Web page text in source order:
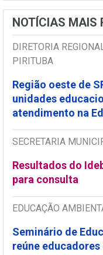
NOTÍCIAS MAIS
DIRETORIA
PIRITUBA
Região oeste de
unidades
atendimento na
SECRETARIA
Resultados do
para consulta
EDUCAÇÃO
Seminário de
reúne educadores